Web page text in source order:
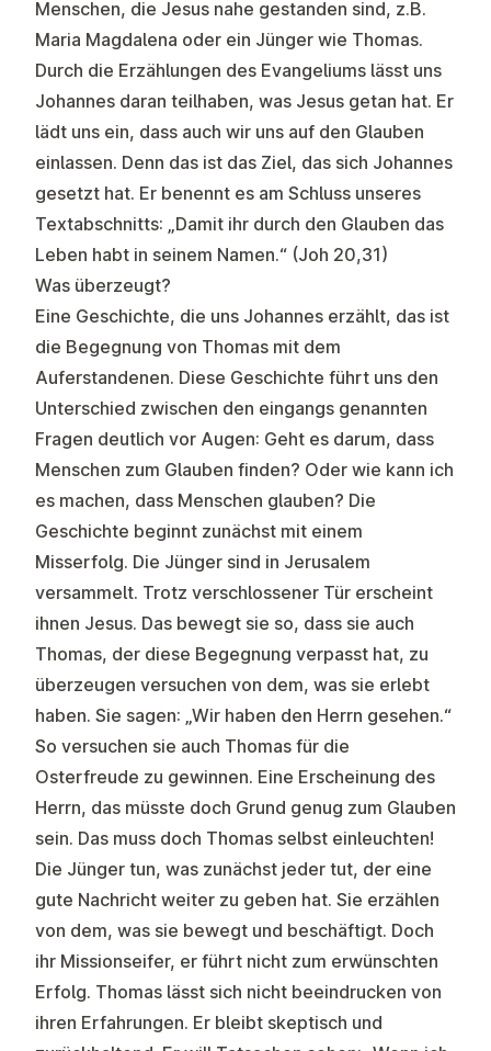
Menschen, die Jesus nahe gestanden sind, z.B.
Maria Magdalena oder ein Jünger wie Thomas.
Durch die Erzählungen des Evangeliums lässt uns
Johannes daran teilhaben, was Jesus getan hat. Er
lädt uns ein, dass auch wir uns auf den Glauben
einlassen. Denn das ist das Ziel, das sich Johannes
gesetzt hat. Er benennt es am Schluss unseres
Textabschnitts: „Damit ihr durch den Glauben das
Leben habt in seinem Namen.“ (Joh 20,31)
Was überzeugt?
Eine Geschichte, die uns Johannes erzählt, das ist
die Begegnung von Thomas mit dem
Auferstandenen. Diese Geschichte führt uns den
Unterschied zwischen den eingangs genannten
Fragen deutlich vor Augen: Geht es darum, dass
Menschen zum Glauben finden? Oder wie kann ich
es machen, dass Menschen glauben? Die
Geschichte beginnt zunächst mit einem
Misserfolg. Die Jünger sind in Jerusalem
versammelt. Trotz verschlossener Tür erscheint
ihnen Jesus. Das bewegt sie so, dass sie auch
Thomas, der diese Begegnung verpasst hat, zu
überzeugen versuchen von dem, was sie erlebt
haben. Sie sagen: „Wir haben den Herrn gesehen.“
So versuchen sie auch Thomas für die
Osterfreude zu gewinnen. Eine Erscheinung des
Herrn, das müsste doch Grund genug zum Glauben
sein. Das muss doch Thomas selbst einleuchten!
Die Jünger tun, was zunächst jeder tut, der eine
gute Nachricht weiter zu geben hat. Sie erzählen
von dem, was sie bewegt und beschäftigt. Doch
ihr Missionseifer, er führt nicht zum erwünschten
Erfolg. Thomas lässt sich nicht beeindrucken von
ihren Erfahrungen. Er bleibt skeptisch und